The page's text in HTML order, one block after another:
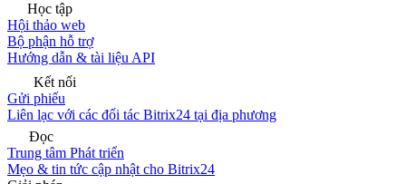
Học tập
Hội thảo web
Bộ phận hỗ trợ
Hướng dẫn & tài liệu API
Kết nối
Gửi phiếu
Liên lạc với các đối tác Bitrix24 tại địa phương
Đọc
Trung tâm Phát triển
Mẹo & tin tức cập nhật cho Bitrix24